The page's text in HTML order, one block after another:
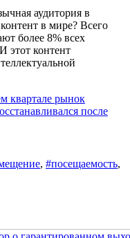
аудитория в
в мире? Всего
более 8% всех
этот контент
квартале рынок
после
, #посещаемость,